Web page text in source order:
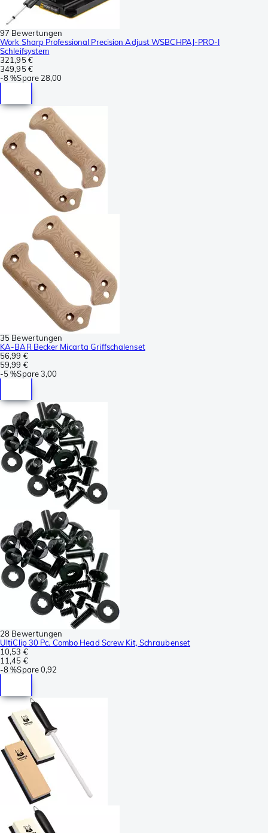
97 Bewertungen
Work Sharp Professional Precision Adjust WSBCHPAJ-PRO-I
Schleifsystem
321,95 €
349,95 €
-8 %Spare 28,00
35 Bewertungen
KA-BAR Becker Micarta Griffschalenset
56,99 €
59,99 €
-5 %Spare3,00
28 Bewertungen
UltiClip 30 Pc. Combo Head Screw Kit, Schraubenset
10,53 €
11,45 €
-8 %Spare0,92